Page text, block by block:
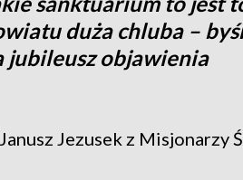
duża chluba –
jubileusz objawienia
Jezusek z Misjonarzy